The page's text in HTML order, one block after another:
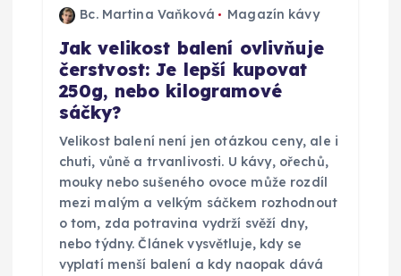
Bc. Martina Vaňková Magazín kávy
Jak velikost balení ovlivňuje
čerstvost: Je lepší kupovat
250g, nebo kilogramové
sáčky?
Velikost balení není jen otázkou ceny, ale i
chuti, vůně a trvanlivosti. U kávy, ořechů,
mouky nebo sušeného ovoce může rozdíl
mezi malým a velkým sáčkem rozhodnout
o tom, zda potravina vydrží svěží dny,
nebo týdny. Článek vysvětluje, kdy se
vyplatí menší balení a kdy naopak dává